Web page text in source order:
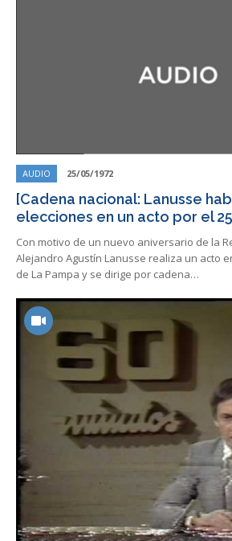
AUDIO 25/05/1972
[Cadena nacional: Lanusse
elecciones en un acto por el
Con motivo de un nuevo aniversario de la
Alejandro Agustín Lanusse realiza un acto
de La Pampa y se dirige por cadena…